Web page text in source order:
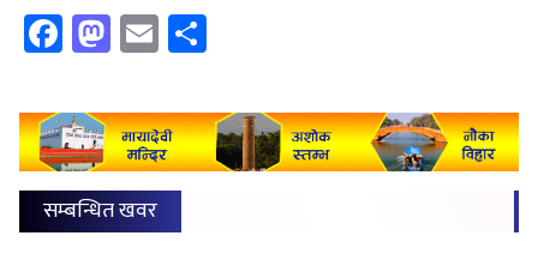
Facebook
Mastodon
Email
सम्बन्धित खवर